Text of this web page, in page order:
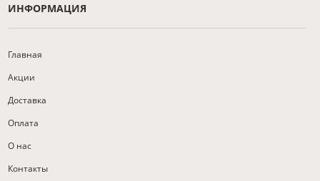
ИНФОРМАЦИЯ
Главная
Акции
Доставка
Оплата
О нас
Контакты